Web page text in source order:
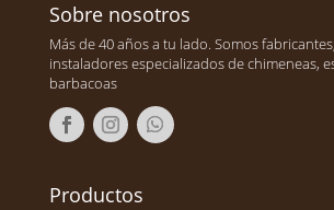
Sobre nosotros
Más de 40 años a tu lado. Somos
instaladores especializados de chimeneas,
barbacoas
Productos